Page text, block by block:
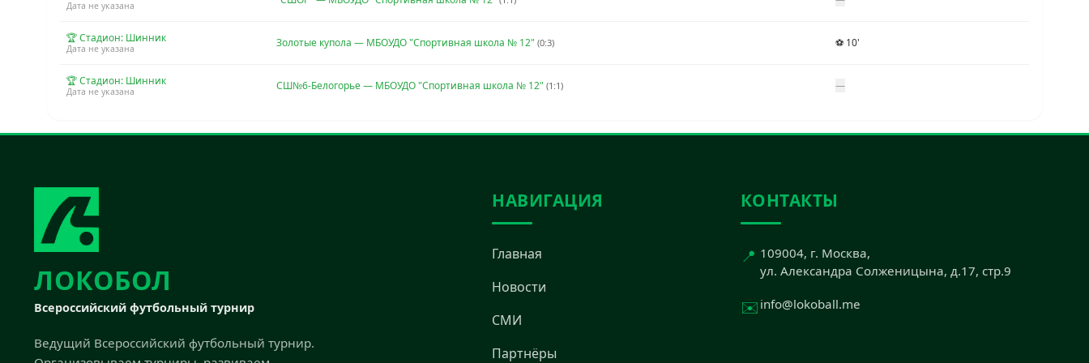
Дата не указана
🏆 Стадион: Шинник
Дата не указана Золотые купола — МБОУДО "Спортивная школа № 12" (0:3) ⚽ 10'
🏆 Стадион: Шинник
Дата не указана СШ№6-Белогорье — МБОУДО "Спортивная школа № 12" (1:1) —
ЛОКОБОЛ
Всероссийский футбольный турнир
Ведущий Всероссийский футбольный турнир.
НАВИГАЦИЯ
Главная
Новости
СМИ
Партнёры
КОНТАКТЫ
📍 109004, г. Москва,
ул. Александра Солженицына, д.17, стр.9
✉️ info@lokoball.me